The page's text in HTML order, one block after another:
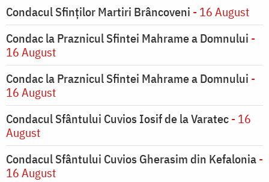
Condacul Sfinților Martiri Brâncoveni - 16 August
Condac la Praznicul Sfintei Mahrame a Domnului -
16 August
Condac la Praznicul Sfintei Mahrame a Domnului -
16 August
Condacul Sfântului Cuvios Iosif de la Varatec- 16
August
Condacul Sfântului Cuvios Gherasim din Kefalonia-
16 August